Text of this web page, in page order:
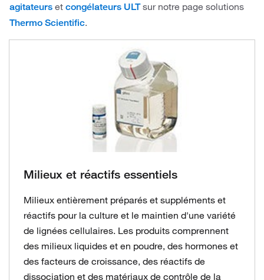
agitateurs et congélateurs ULTsur notre page solutions
Thermo Scientific.
Milieux et réactifs essentiels
Milieux entièrement préparés et suppléments et
réactifs pour la culture et le maintien d'une variété
de lignées cellulaires. Les produits comprennent
des milieux liquides et en poudre, des hormones et
des facteurs de croissance, des réactifs de
dissociation et des matériaux de contrôle de la